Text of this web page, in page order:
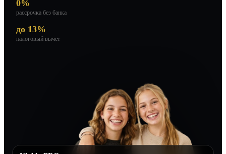
0%
рассрочка без банка
до 13%
налоговый вычет